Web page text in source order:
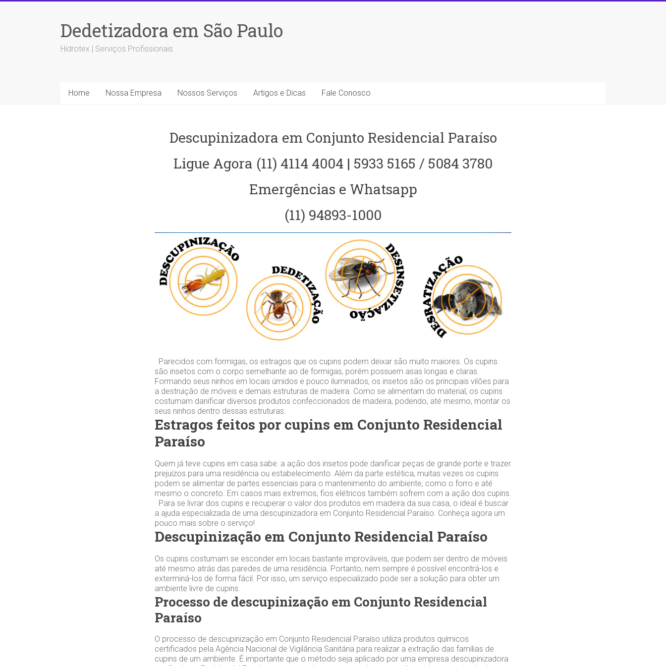
Dedetizadora em São Paulo
Hidrotex | Serviços Profissionais
Home Nossa Empresa Nossos Serviços Artigos e Dicas Fale Conosco
Descupinizadora em Conjunto Residencial Paraíso
Ligue Agora (11) 4114 4004 | 5933 5165 / 5084 3780
Emergências e Whatsapp
(11) 94893-1000
Parecidos com formigas, os estragos que os cupins podem deixar são muito maiores. Os cupins
são insetos com o corpo semelhante ao de formigas, porém possuem asas longas e claras.
Formando seus ninhos em locais úmidos e pouco iluminados, os insetos são os principais vilões para
a destruição de móveis e demais estruturas de madeira. Como se alimentam do material, os cupins
costumam danificar diversos produtos confeccionados de madeira, podendo, até mesmo, montar os
seus ninhos dentro dessas estruturas.
Estragos feitos por cupins em Conjunto Residencial
Paraíso
Quem já teve cupins em casa sabe: a ação dos insetos pode danificar peças de grande porte e trazer
prejuízos para uma residência ou estabelecimento. Além da parte estética, muitas vezes os cupins
podem se alimentar de partes essenciais para o mantenimento do ambiente, como o forro e até
mesmo o concreto. Em casos mais extremos, fios elétricos também sofrem com a ação dos cupins.
Para se livrar dos cupins e recuperar o valor dos produtos em madeira da sua casa, o ideal é buscar
a ajuda especializada de uma descupinizadora em Conjunto Residencial Paraíso. Conheça agora um
pouco mais sobre o serviço!
Descupinização em Conjunto Residencial Paraíso
Os cupins costumam se esconder em locais bastante improváveis, que podem ser dentro de móveis
até mesmo atrás das paredes de uma residência. Portanto, nem sempre é possível encontrá-los e
exterminá-los de forma fácil. Por isso, um serviço especializado pode ser a solução para obter um
ambiente livre de cupins.
Processo de descupinização em Conjunto Residencial
Paraíso
O processo de descupinização em Conjunto Residencial Paraíso utiliza produtos químicos
certificados pela Agência Nacional de Vigilância Sanitária para realizar a extração das famílias de
cupins de um ambiente. É importante que o método seja aplicado por uma empresa descupinizadora